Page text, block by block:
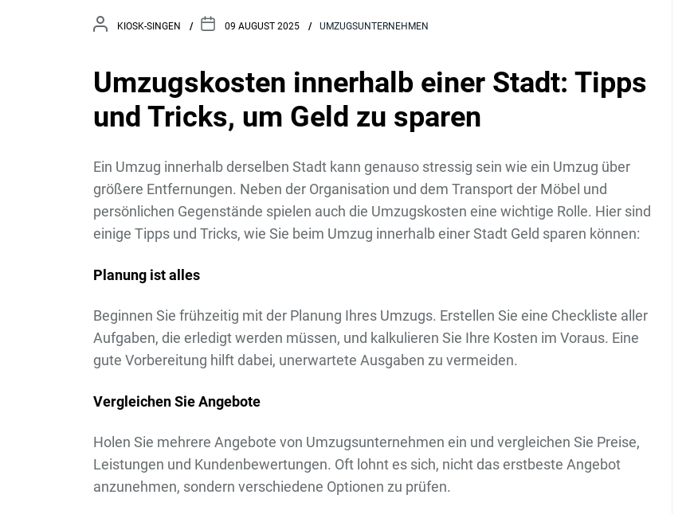
KIOSK-SINGEN 09 AUGUST 2025 UMZUGSUNTERNEHMEN
Umzugskosten innerhalb einer Stadt: Tipps
und Tricks, um Geld zu sparen
Ein Umzug innerhalb derselben Stadt kann genauso stressig sein wie ein Umzug über
größere Entfernungen. Neben der Organisation und dem Transport der Möbel und
persönlichen Gegenstände spielen auch die Umzugskosten eine wichtige Rolle. Hier sind
einige Tipps und Tricks, wie Sie beim Umzug innerhalb einer Stadt Geld sparen können:
Planung ist alles
Beginnen Sie frühzeitig mit der Planung Ihres Umzugs. Erstellen Sie eine Checkliste aller
Aufgaben, die erledigt werden müssen, und kalkulieren Sie Ihre Kosten im Voraus. Eine
gute Vorbereitung hilft dabei, unerwartete Ausgaben zu vermeiden.
Vergleichen Sie Angebote
Holen Sie mehrere Angebote von Umzugsunternehmen ein und vergleichen Sie Preise,
Leistungen und Kundenbewertungen. Oft lohnt es sich, nicht das erstbeste Angebot
anzunehmen, sondern verschiedene Optionen zu prüfen.